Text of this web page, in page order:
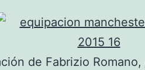
de Fabrizio Romano,